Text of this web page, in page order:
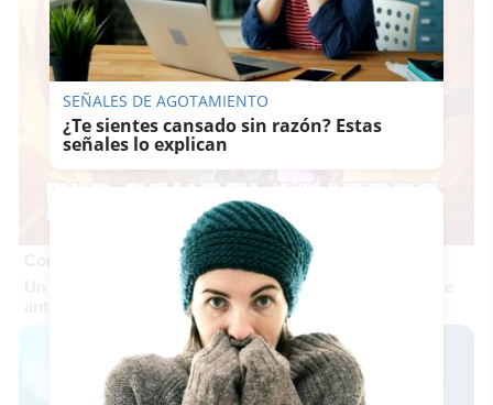
Corepunk MMORPG
Un verdadero MMORPG de la vieja escuela ¡Cómo los de
SEÑALES DE AGOTAMIENTO
¿Te sientes cansado sin razón? Estas
señales lo explican